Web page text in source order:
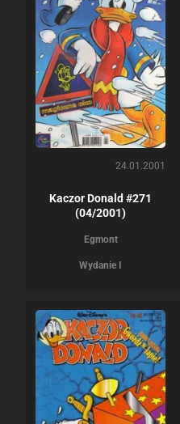
24.01.2001
Kaczor Donald #271
(04/2001)
Egmont
Wydanie I